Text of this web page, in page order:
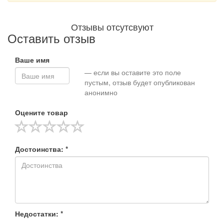
Отзывы отсутсвуют
Оставить отзыв
Ваше имя
— если вы оставите это поле
пустым, отзыв будет опубликован
анонимно
Оцените товар
Достоинства: *
Недостатки: *